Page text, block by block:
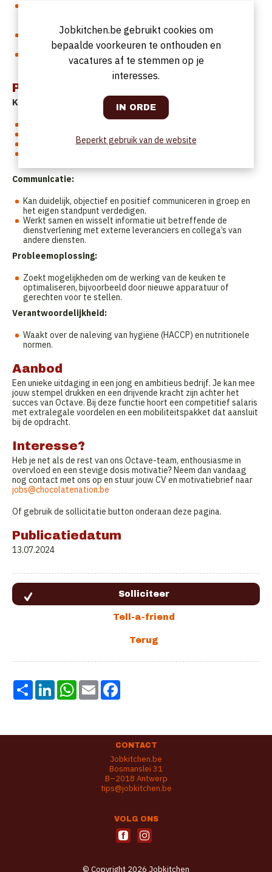
uitvoeren.
Helpt en vervangt de chef, indien deze afwezig is bij het
plaatsen van bestellingen bij leveranciers.
Controleert leveringen en stuurt niet conforme of verkeerde
leveringen terug naar de leveranciers.
Profiel
Kennis en kunde:
Bezit grondige kennis van recepten.
Kan werken met de nodige keukentoestellen.
Communicatie:
Kan duidelijk, objectief en positief communiceren in groep en
het eigen standpunt verdedigen.
Werkt samen en wisselt informatie uit betreffende de
dienstverlening met externe leveranciers en collega’s van
andere diensten.
Probleemoplossing:
Zoekt mogelijkheden om de werking van de keuken te
optimaliseren, bijvoorbeeld door nieuwe apparatuur of
gerechten voor te stellen.
Verantwoordelijkheid:
Waakt over de naleving van hygiëne (HACCP) en nutritionele
normen.
Aanbod
Een unieke uitdaging in een jong en ambitieus bedrijf. Je kan mee
jouw stempel drukken en een drijvende kracht zijn achter het
succes van Octave. Bij deze functie hoort een competitief salaris
met extralegale voordelen en een mobiliteitspakket dat aansluit
bij de opdracht.
Interesse?
Heb je net als de rest van ons Octave-team, enthousiasme in
overvloed en een stevige dosis motivatie? Neem dan vandaag
nog contact met ons op en stuur jouw CV en motivatiebrief naar
jobs@chocolatenation.be
Of gebruik de sollicitatie button onderaan deze pagina.
Publicatiedatum
13.07.2024
Share LinkedInWhatsApp
Email
CONTACT
Jobkitchen.be
Bosmanslei 31
B–2018 Antwerp
tips@jobkitchen.be
VOLG ONS
© Copyright 2026 Jobkitchen
Jobkitchen.be gebruikt cookies om
bepaalde voorkeuren te onthouden en
vacatures af te stemmen op je
interesses.
Beperkt gebruik van de website